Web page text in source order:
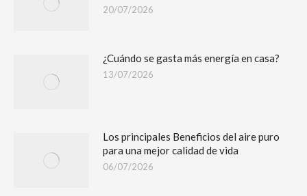
20/07/2026
¿Cuándo se gasta más energía en casa?
13/07/2026
Los principales Beneficios del aire puro
para una mejor calidad de vida
06/07/2026